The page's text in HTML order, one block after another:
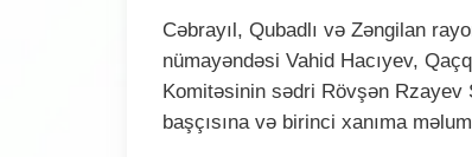
Cəbrayıl, Qubadlı və Zəngilan
nümayəndəsi Vahid Hacıyev,
Komitəsinin sədri Rövşən
başçısına və birinci xanıma